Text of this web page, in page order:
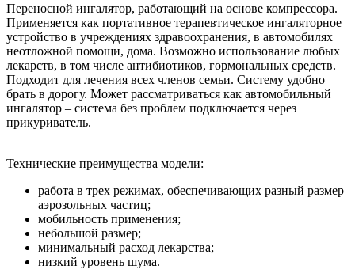
Переносной ингалятор, работающий на основе компрессора.
Применяется как портативное терапевтическое ингаляторное
устройство в учреждениях здравоохранения, в автомобилях
неотложной помощи, дома. Возможно использование любых
лекарств, в том числе антибиотиков, гормональных средств.
Подходит для лечения всех членов семьи. Систему удобно
брать в дорогу. Может рассматриваться как автомобильный
ингалятор – система без проблем подключается через
прикуриватель.
Технические преимущества модели:
работа в трех режимах, обеспечивающих разный размер
аэрозольных частиц;
мобильность применения;
небольшой размер;
минимальный расход лекарства;
низкий уровень шума.